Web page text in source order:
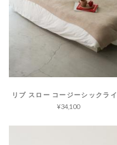
¥34,100